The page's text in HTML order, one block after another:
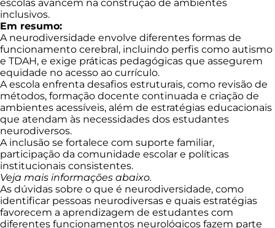
escolas avancem na construção de ambientes
inclusivos.
Em resumo:
A neurodiversidade envolve diferentes formas de
funcionamento cerebral, incluindo perfis como autismo
e TDAH, e exige práticas pedagógicas que assegurem
equidade no acesso ao currículo.
A escola enfrenta desafios estruturais, como revisão de
métodos, formação docente continuada e criação de
ambientes acessíveis, além de estratégias educacionais
que atendam às necessidades dos estudantes
neurodiversos.
A inclusão se fortalece com suporte familiar,
participação da comunidade escolar e políticas
institucionais consistentes.
Veja mais informações abaixo.
As dúvidas sobre o que é neurodiversidade, como
identificar pessoas neurodiversas e quais estratégias
favorecem a aprendizagem de estudantes com
diferentes funcionamentos neurológicos fazem parte